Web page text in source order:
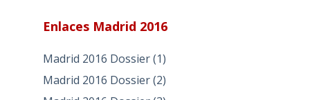
Enlaces Madrid 2016
Madrid 2016 Dossier (1)
Madrid 2016 Dossier (2)